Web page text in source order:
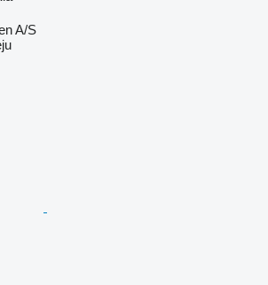
A/S